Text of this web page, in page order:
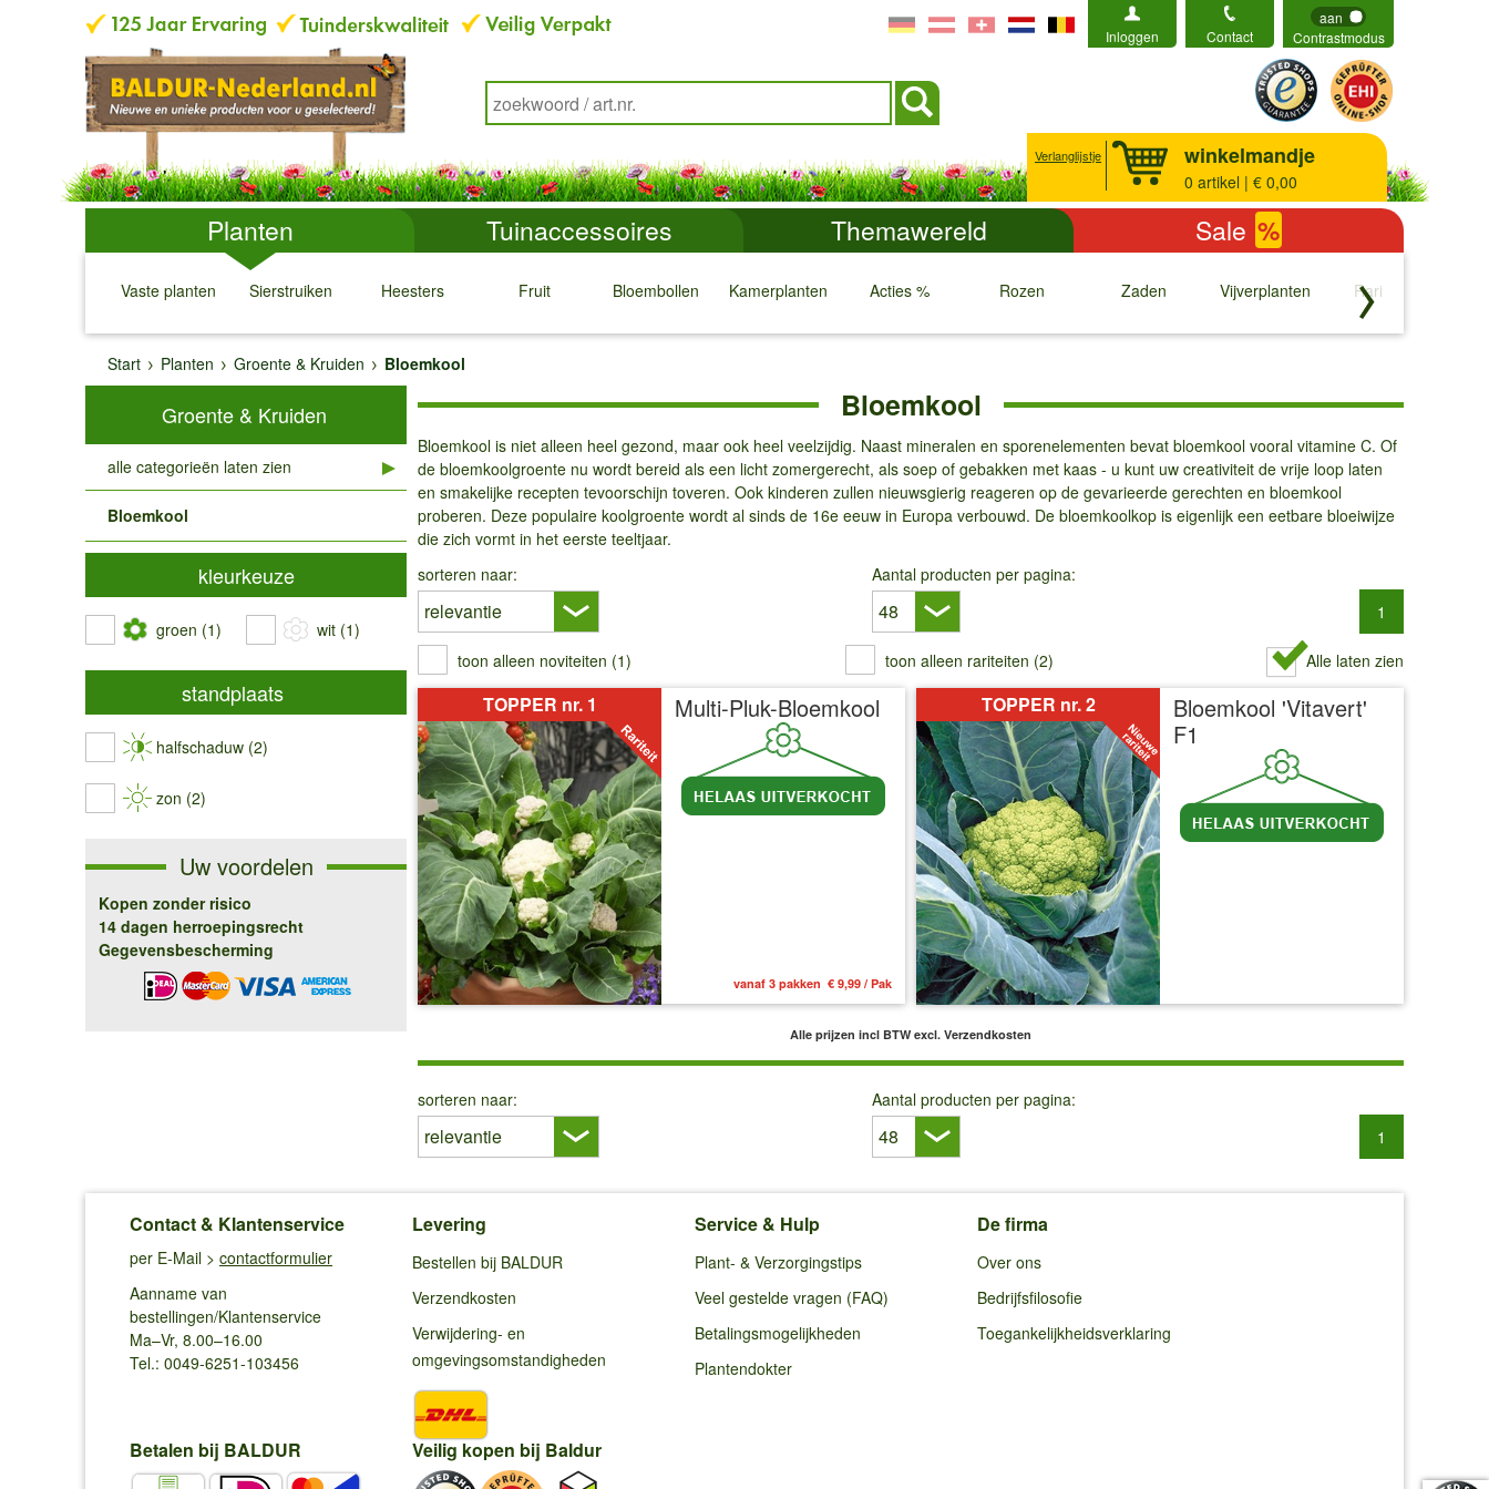
Inloggen Contact
aan
Contrastmodus
Verlanglijstje winkelmandje
0 artikel | € 0,00
Planten Tuinaccessoires Themawereld Sale %
Vaste planten
↓
Sierstruiken
↓
Heesters
↓
Fruit
↓
Bloembollen
↓
Kamerplanten
↓
Acties %
↓
Rozen
↓
Zaden
↓
Vijverplanten
↓
Rariteiten
↓
Start
Planten Groente & Kruiden Bloemkool
Bloemkool
Bloemkool is niet alleen heel gezond, maar ook heel veelzijdig. Naast mineralen en sporenelementen bevat bloemkool vooral vitamine C. Of
de bloemkoolgroente nu wordt bereid als een licht zomergerecht, als soep of gebakken met kaas - u kunt uw creativiteit de vrije loop laten
en smakelijke recepten tevoorschijn toveren. Ook kinderen zullen nieuwsgierig reageren op de gevarieerde gerechten en bloemkool
proberen. Deze populaire koolgroente wordt al sinds de 16e eeuw in Europa verbouwd. De bloemkoolkop is eigenlijk een eetbare bloeiwijze
die zich vormt in het eerste teeltjaar.
sorteren naar:
Aantal producten per pagina:
1
toon alleen noviteiten (1) toon alleen rariteiten (2) Alle laten zien
TOPPER nr. 1 Multi-Pluk-Bloemkool
vanaf 3 pakken € 9,99 / Pak
TOPPER nr. 2
Bloemkool 'Vitavert'
F1
Alle prijzen incl BTW excl. Verzendkosten
sorteren naar:
Aantal producten per pagina:
1
Groente & Kruiden
alle categorieën laten zien
Bloemkool
kleurkeuze
groen (1) wit (1)
standplaats
halfschaduw (2)
zon (2)
Uw voordelen
Kopen zonder risico
14 dagen herroepingsrecht
Gegevensbescherming
Contact & Klantenservice
per E-Mail > contactformulier
Aanname van
bestellingen/Klantenservice
Ma–Vr, 8.00–16.00
Tel.: 0049-6251-103456
Levering
Bestellen bij BALDUR
Verzendkosten
Verwijdering- en
omgevingsomstandigheden
Service & Hulp
Plant- & Verzorgingstips
Veel gestelde vragen (FAQ)
Betalingsmogelijkheden
Plantendokter
De firma
Over ons
Bedrijfsfilosofie
Toegankelijkheidsverklaring
Betalen bij BALDUR Veilig kopen bij Baldur